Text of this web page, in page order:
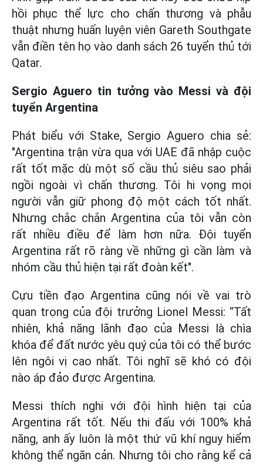
hồi phục thể lực cho chấn thương và phẫu
thuật nhưng huấn luyện viên Gareth Southgate
vẫn điền tên họ vào danh sách 26 tuyển thủ tới
Qatar.
Sergio Aguero tin tưởng vào Messi và đội
tuyển Argentina
Phát biểu với Stake, Sergio Aguero chia sẻ:
"Argentina trận vừa qua với UAE đã nhập cuộc
rất tốt mặc dù một số cầu thủ siêu sao phải
ngồi ngoài vì chấn thương. Tôi hi vọng mọi
người vẫn giữ phong độ một cách tốt nhất.
Nhưng chắc chắn Argentina của tôi vẫn còn
rất nhiều điều để làm hơn nữa. Đội tuyển
Argentina rất rõ ràng về những gì cần làm và
nhóm cầu thủ hiện tại rất đoàn kết".
Cựu tiền đạo Argentina cũng nói về vai trò
quan trọng của đội trưởng Lionel Messi: “Tất
nhiên, khả năng lãnh đạo của Messi là chìa
khóa để đất nước yêu quý của tôi có thể bước
lên ngôi vị cao nhất. Tôi nghĩ sẽ khó có đội
nào áp đảo được Argentina.
Messi thích nghi với đội hình hiện tại của
Argentina rất tốt. Nếu thi đấu với 100% khả
năng, anh ấy luôn là một thứ vũ khí nguy hiểm
không thể ngăn cản. Nhưng tôi cho rằng kể cả